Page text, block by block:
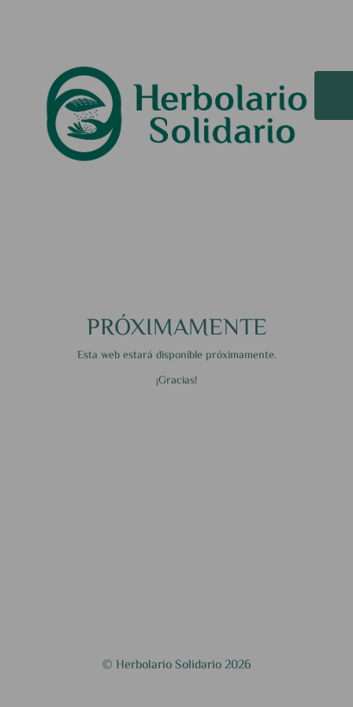
PRÓXIMAMENTE
Esta web estará disponible próximamente.
¡Gracias!
© Herbolario Solidario 2026